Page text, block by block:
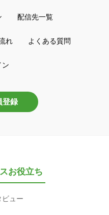
配信先一覧
れ よくある質問
ン
登録
お役立ち
ビュー